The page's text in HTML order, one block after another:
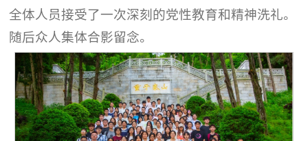
全体人员接受了一次深刻的党性教育和精神洗礼。
随后众人集体合影留念。